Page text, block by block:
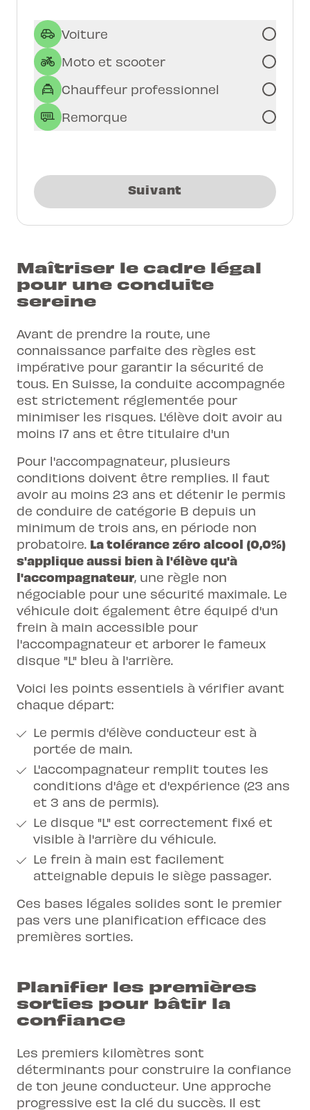
Voiture
Moto et scooter
Chauffeur professionnel
Remorque
Suivant
Maîtriser le cadre légal
pour une conduite
sereine
Avant de prendre la route, une
connaissance parfaite des règles est
impérative pour garantir la sécurité de
tous. En Suisse, la conduite accompagnée
est strictement réglementée pour
minimiser les risques. L'élève doit avoir au
moins 17 ans et être titulaire d'un
Pour l'accompagnateur, plusieurs
conditions doivent être remplies. Il faut
avoir au moins 23 ans et détenir le permis
de conduire de catégorie B depuis un
minimum de trois ans, en période non
probatoire. La tolérance zéro alcool (0,0%)
s'applique aussi bien à l'élève qu'à
l'accompagnateur, une règle non
négociable pour une sécurité maximale. Le
véhicule doit également être équipé d'un
frein à main accessible pour
l'accompagnateur et arborer le fameux
disque "L" bleu à l'arrière.
Voici les points essentiels à vérifier avant
chaque départ:
Le permis d'élève conducteur est à
portée de main.
L'accompagnateur remplit toutes les
conditions d'âge et d'expérience (23 ans
et 3 ans de permis).
Le disque "L" est correctement fixé et
visible à l'arrière du véhicule.
Le frein à main est facilement
atteignable depuis le siège passager.
Ces bases légales solides sont le premier
pas vers une planification efficace des
premières sorties.
Planifier les premières
sorties pour bâtir la
confiance
Les premiers kilomètres sont
déterminants pour construire la confiance
de ton jeune conducteur. Une approche
progressive est la clé du succès. Il est